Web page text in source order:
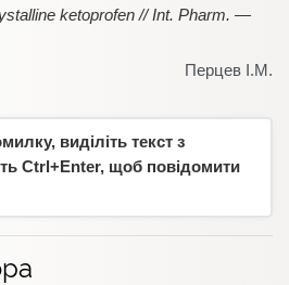
ketoprofen // Int. Pharm. —
Перцев І.М.
виділіть текст з
Ctrl+Enter, щоб повідомити